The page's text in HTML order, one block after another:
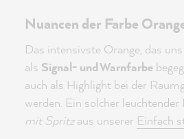
Nuancen der Farbe
Das intensivste Orange, das
als Signal- und Warnfarbe
auch als Highlight bei der
werden. Ein solcher
mit Spritzaus unserer Einfach